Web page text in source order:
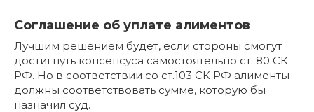
Соглашение об уплате алиментов
Лучшим решением будет, если стороны смогут
достигнуть консенсуса самостоятельно ст. 80 СК
РФ. Но в соответствии со ст.103 СК РФ алименты
должны соответствовать сумме, которую бы
назначил суд.